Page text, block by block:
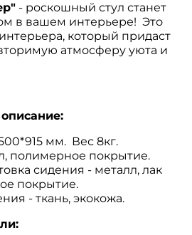
- роскошный стул станет
в вашем интерьере! Это
который придаст
атмосферу уюта и
мм. Вес 8кг.
полимерное покрытие.
сидения - металл, лак
покрытие.
- ткань, экокожа.